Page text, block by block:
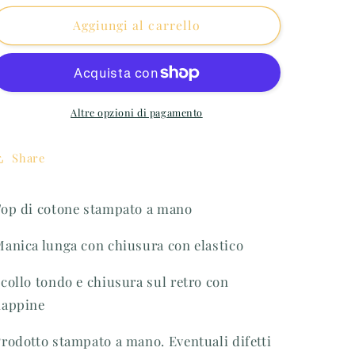
per
di
stampato
mano
per
Top
di
stampato
mano
Aggiungi al carrello
Altre opzioni di pagamento
Share
di cotone stampato a mano
lunga con chiusura con elastico
tondo e chiusura sul retro con
stampato a mano. Eventuali difetti